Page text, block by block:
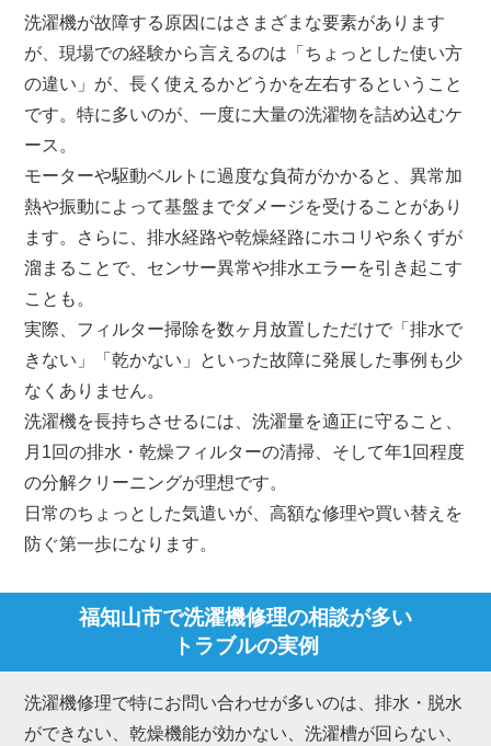
洗濯機が故障する原因にはさまざまな要素があります
が、現場での経験から言えるのは「ちょっとした使い方
の違い」が、長く使えるかどうかを左右するということ
です。特に多いのが、一度に大量の洗濯物を詰め込むケ
ース。
モーターや駆動ベルトに過度な負荷がかかると、異常加
熱や振動によって基盤までダメージを受けることがあり
ます。さらに、排水経路や乾燥経路にホコリや糸くずが
溜まることで、センサー異常や排水エラーを引き起こす
ことも。
実際、フィルター掃除を数ヶ月放置しただけで「排水で
きない」「乾かない」といった故障に発展した事例も少
なくありません。
洗濯機を長持ちさせるには、洗濯量を適正に守ること、
月1回の排水・乾燥フィルターの清掃、そして年1回程度
の分解クリーニングが理想です。
日常のちょっとした気遣いが、高額な修理や買い替えを
防ぐ第一歩になります。
福知山市で洗濯機修理の相談が多い
トラブルの実例
洗濯機修理で特にお問い合わせが多いのは、排水・脱水
ができない、乾燥機能が効かない、洗濯槽が回らない、